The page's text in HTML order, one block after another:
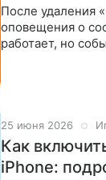
После удаления
оповещения о
работает, но
25 июня 2026
Как
iPhone: